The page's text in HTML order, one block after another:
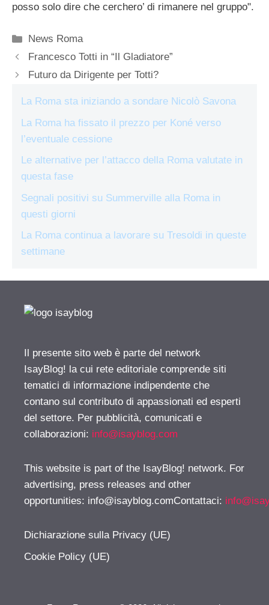
posso solo dire che cerchero’ di rimanere nel gruppo".
Categorie
News Roma
Francesco Totti in “Il Gladiatore”
Futuro da Dirigente per Totti?
La Roma sta iniziando a sondare Nicolò Savona
La Roma ha fissato il prezzo per Koné verso
l’eventuale cessione
Le alternative per l’attacco della Roma valutate in
questa fase
Segnali positivi su Summerville alla Roma in
questi giorni
La Roma continua a lavorare su Tresoldi in queste
settimane
Il presente sito web è parte del network
IsayBlog! la cui rete editoriale comprende siti
tematici di informazione indipendente che
contano sul contributo di appassionati ed esperti
del settore. Per pubblicità, comunicati e
collaborazioni: info@isayblog.com
This website is part of the IsayBlog! network. For
advertising, press releases and other
opportunities: info@isayblog.comContattaci:
Dichiarazione sulla Privacy (UE)
Cookie Policy (UE)